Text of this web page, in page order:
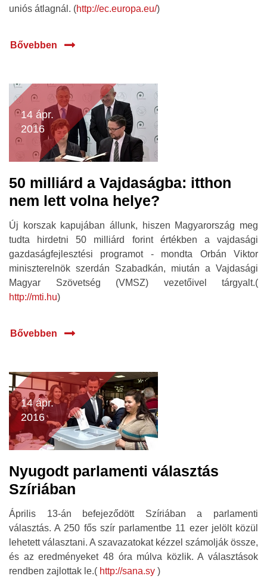
uniós átlagnál. (http://ec.europa.eu/)
Bővebben
14 ápr.
2016
50 milliárd a Vajdaságba: itthon
nem lett volna helye?
Új korszak kapujában állunk, hiszen Magyarország meg
tudta hirdetni 50 milliárd forint értékben a vajdasági
gazdaságfejlesztési programot - mondta Orbán Viktor
miniszterelnök szerdán Szabadkán, miután a Vajdasági
Magyar Szövetség (VMSZ) vezetőivel tárgyalt.(
http://mti.hu)
Bővebben
14 ápr.
2016
Nyugodt parlamenti választás
Szíriában
Április 13-án befejeződött Szíriában a parlamenti
választás. A 250 fős szír parlamentbe 11 ezer jelölt közül
lehetett választani. A szavazatokat kézzel számolják össze,
és az eredményeket 48 óra múlva közlik. A választások
rendben zajlottak le.( http://sana.sy )